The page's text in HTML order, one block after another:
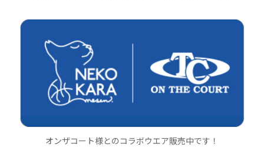
オンザコート様とのコラボウエア販売中です！